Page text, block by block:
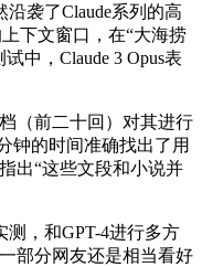
袭了Claude系列的高
下文窗口，在“大海捞
中，Claude 3 Opus表
前二十回）对其进行
钟的时间准确找出了用
出“这些文段和小说并
，和GPT-4进行多方
部分网友还是相当看好